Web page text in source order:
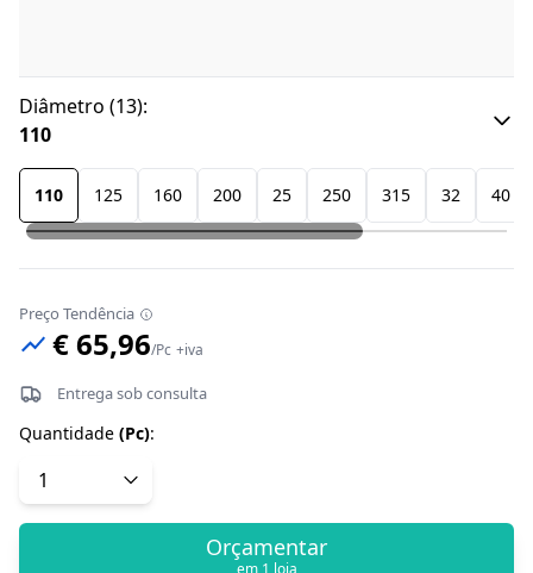
Diâmetro (13):
110
110 125 160 200 25 250 315 32 40
Preço Tendência
€ 65,96/Pc +iva
Entrega sob consulta
Quantidade (Pc):
Orçamentar